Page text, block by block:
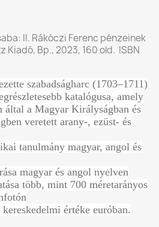
II. Rákóczi Ferenc pénzeinek
Kiadó, Bp., 2023, 160 old. ISBN
szabadságharc (1703–1711)
katalógusa, amely
által a Magyar Királyságban és
veretett arany-, ezüst- és
tanulmány magyar, angol és
magyar és angol nyelven
több, mint 700 méretarányos
értéke euróban.